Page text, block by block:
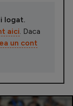
logat.
aici . Daca
un cont